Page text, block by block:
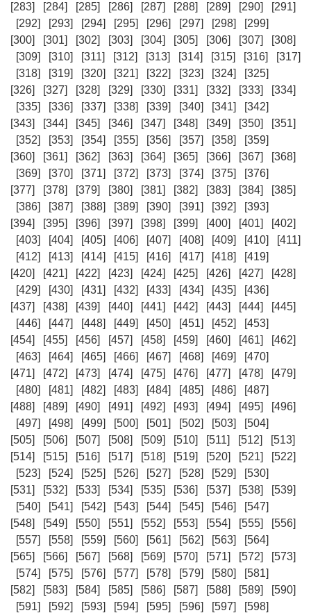
[283]
[284] [285] [286] [287] [288] [289] [290]
[291]
[292]
[293] [294] [295] [296] [297] [298]
[299]
[300]
[301] [302] [303] [304] [305] [306] [307]
[308]
[309]
[310] [311] [312] [313] [314] [315] [316]
[317]
[318]
[319] [320] [321] [322] [323] [324]
[325]
[326]
[327] [328] [329] [330] [331] [332] [333]
[334]
[335]
[336] [337] [338] [339] [340] [341]
[342]
[343]
[344] [345] [346] [347] [348] [349] [350]
[351]
[352]
[353] [354] [355] [356] [357] [358]
[359]
[360]
[361] [362] [363] [364] [365] [366] [367]
[368]
[369]
[370] [371] [372] [373] [374] [375]
[376]
[377]
[378] [379] [380] [381] [382] [383] [384]
[385]
[386]
[387] [388] [389] [390] [391] [392]
[393]
[394]
[395] [396] [397] [398] [399] [400] [401]
[402]
[403]
[404] [405] [406] [407] [408] [409] [410]
[411]
[412]
[413] [414] [415] [416] [417] [418]
[419]
[420]
[421] [422] [423] [424] [425] [426] [427]
[428]
[429]
[430] [431] [432] [433] [434] [435]
[436]
[437]
[438] [439] [440] [441] [442] [443] [444]
[445]
[446]
[447] [448] [449] [450] [451] [452]
[453]
[454]
[455] [456] [457] [458] [459] [460] [461]
[462]
[463]
[464] [465] [466] [467] [468] [469]
[470]
[471]
[472] [473] [474] [475] [476] [477] [478]
[479]
[480]
[481] [482] [483] [484] [485] [486]
[487]
[488]
[489] [490] [491] [492] [493] [494] [495]
[496]
[497]
[498] [499] [500] [501] [502] [503]
[504]
[505]
[506] [507] [508] [509] [510] [511] [512]
[513]
[514]
[515] [516] [517] [518] [519] [520] [521]
[522]
[523]
[524] [525] [526] [527] [528] [529]
[530]
[531]
[532] [533] [534] [535] [536] [537] [538]
[539]
[540]
[541] [542] [543] [544] [545] [546]
[547]
[548]
[549] [550] [551] [552] [553] [554] [555]
[556]
[557]
[558] [559] [560] [561] [562] [563]
[564]
[565]
[566] [567] [568] [569] [570] [571] [572]
[573]
[574]
[575] [576] [577] [578] [579] [580]
[581]
[582]
[583] [584] [585] [586] [587] [588] [589]
[590]
[591]
[592] [593] [594] [595] [596] [597]
[598]